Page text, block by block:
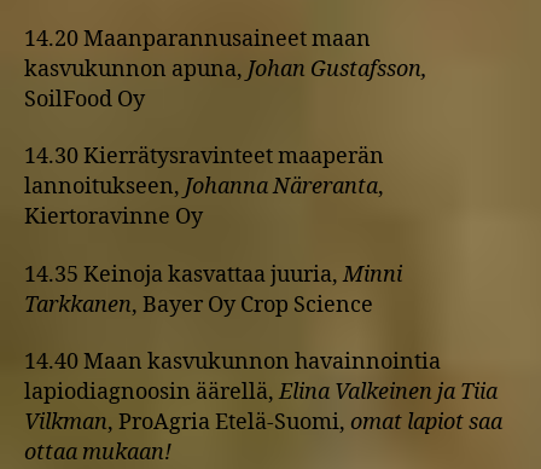
14.20 Maanparannusaineet maan
kasvukunnon apuna, Johan Gustafsson,
SoilFood Oy
14.30 Kierrätysravinteet maaperän
lannoitukseen, Johanna Näreranta,
Kiertoravinne Oy
14.35 Keinoja kasvattaa juuria,Minni
Tarkkanen, Bayer Oy Crop Science
14.40 Maan kasvukunnon havainnointia
lapiodiagnoosin äärellä,Elina Valkeinen ja Tiia
Vilkman, ProAgria Etelä-Suomi, omat lapiot saa
ottaa mukaan!